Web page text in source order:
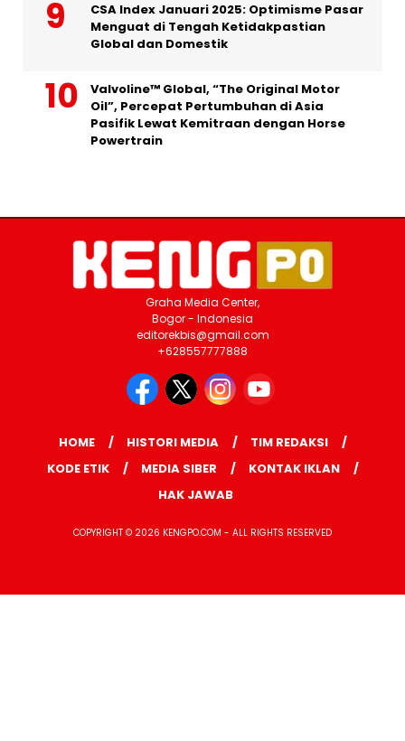
CSA Index Januari 2025: Optimisme Pasar
Menguat di Tengah Ketidakpastian
Global dan Domestik
Valvoline™ Global, “The Original Motor
Oil”, Percepat Pertumbuhan di Asia
Pasifik Lewat Kemitraan dengan Horse
Powertrain
Graha Media Center,
Bogor - Indonesia
editorekbis@gmail.com
+628557777888
HOME HISTORI MEDIA
TIM REDAKSI
KODE ETIK
MEDIA SIBER
KONTAK IKLAN
HAK JAWAB
COPYRIGHT © 2026 KENGPO.COM - ALL RIGHTS RESERVED